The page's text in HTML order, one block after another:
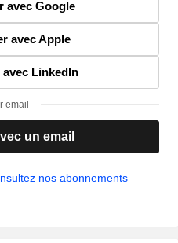
avec Google
avec Apple
LinkedIn
email
un email
nos abonnements